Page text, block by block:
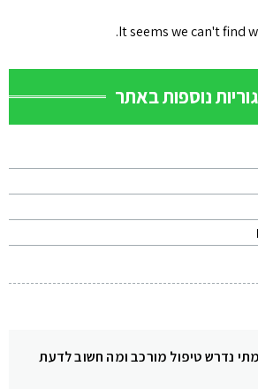
It seems we can't find
נוספות באתר
מתי נדרש טיפול מורכב ומה חשוב לדעת